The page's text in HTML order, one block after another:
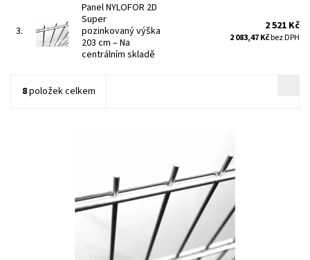
3.
Panel NYLOFOR 2D
Super
pozinkovaný výška
203 cm –Na
centrálním skladě
2 521 Kč
2 083,47 Kčbez DPH
8položek celkem
Svařované panely Nylofor 2D Super jsou: pevnější varianta
Nyloforu 2D průměr vertikálního drátu je 6 mm...
Na centrálním skladě
7009094-248
Betafence